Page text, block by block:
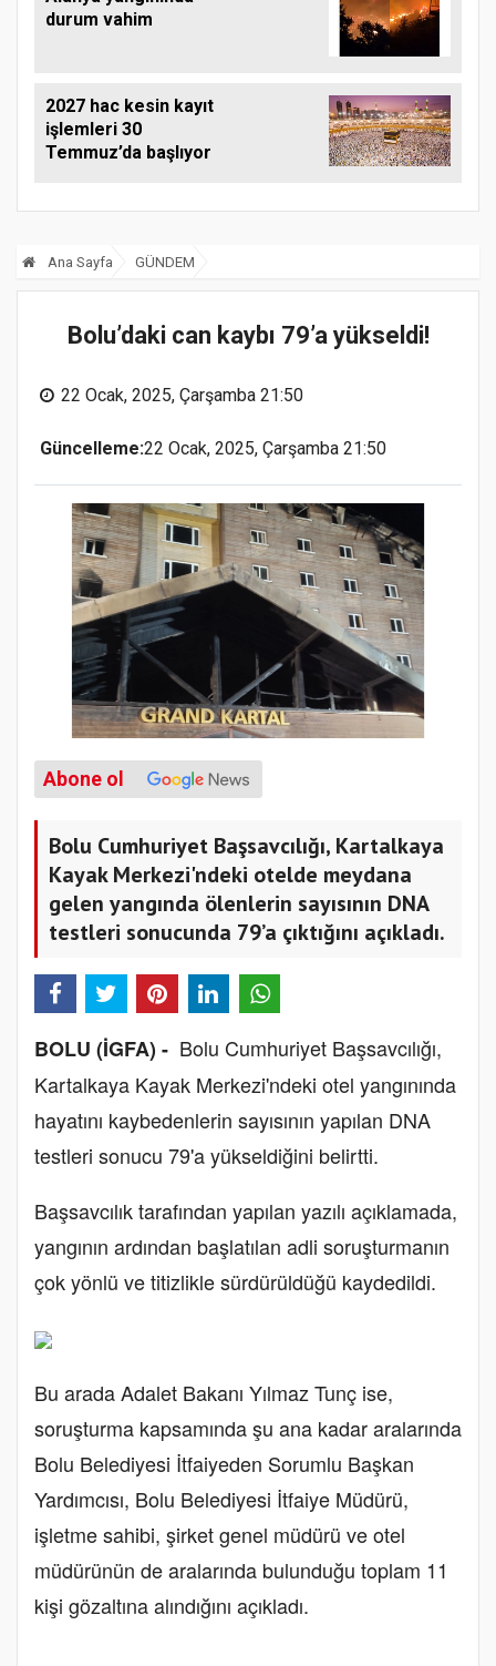
durum vahim
2027 hac kesin kayıt
işlemleri 30
Temmuz’da başlıyor
Ana Sayfa GÜNDEM
Bolu’daki can kaybı 79’a yükseldi!
22 Ocak, 2025, Çarşamba 21:50
Güncelleme:22 Ocak, 2025, Çarşamba 21:50
Abone ol
Bolu Cumhuriyet Başsavcılığı, Kartalkaya
Kayak Merkezi'ndeki otelde meydana
gelen yangında ölenlerin sayısının DNA
testleri sonucunda 79’a çıktığını açıkladı.
BOLU (İGFA) - Bolu Cumhuriyet Başsavcılığı,
Kartalkaya Kayak Merkezi'ndeki otel yangınında
hayatını kaybedenlerin sayısının yapılan DNA
testleri sonucu 79'a yükseldiğini belirtti.
Başsavcılık tarafından yapılan yazılı açıklamada,
yangının ardından başlatılan adli soruşturmanın
çok yönlü ve titizlikle sürdürüldüğü kaydedildi.
Bu arada Adalet Bakanı Yılmaz Tunç ise,
soruşturma kapsamında şu ana kadar aralarında
Bolu Belediyesi İtfaiyeden Sorumlu Başkan
Yardımcısı, Bolu Belediyesi İtfaiye Müdürü,
işletme sahibi, şirket genel müdürü ve otel
müdürünün de aralarında bulunduğu toplam 11
kişi gözaltına alındığını açıkladı.